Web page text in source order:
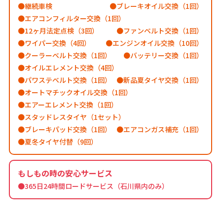
継続車検
ブレーキオイル交換（1回）
エアコンフィルター交換（1回）
12ヶ月法定点検（3回）
ファンベルト交換（1回）
ワイパー交換（4回）
エンジンオイル交換（10回）
クーラーベルト交換（1回）
バッテリー交換（1回）
オイルエレメント交換（4回）
パワステベルト交換（1回）
新品夏タイヤ交換（1回）
オートマチックオイル交換（1回）
エアーエレメント交換（1回）
スタッドレスタイヤ（1セット）
ブレーキパッド交換（1回）
エアコンガス補充（1回）
夏冬タイヤ付替（9回）
もしもの時の安心サービス
●365日24時間ロードサービス（石川県内のみ）